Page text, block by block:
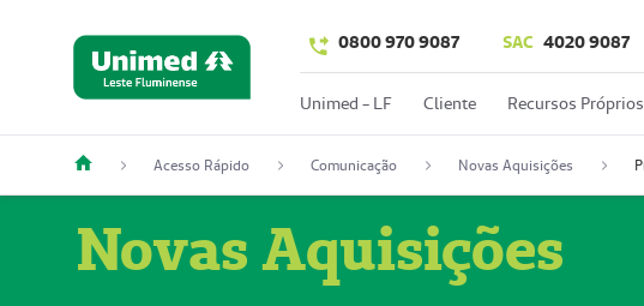
0800 970 9087 SAC 4020 9087
Unimed - LF Cliente Recursos Próprios
Acesso Rápido Comunicação Novas Aquisições
Novas Aquisições